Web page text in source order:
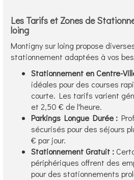
Les Tarifs et Zones de
loing
Montigny sur loing propose
stationnement adaptées à vos
Stationnement en Centre-
idéales pour des courses
courte. Les tarifs varient
et 2,50 € de l'heure.
Parkings Longue Durée :
sécurisés pour des séjours
€ par jour.
Stationnement Gratuit :
périphériques offrent des
pour des stationnements